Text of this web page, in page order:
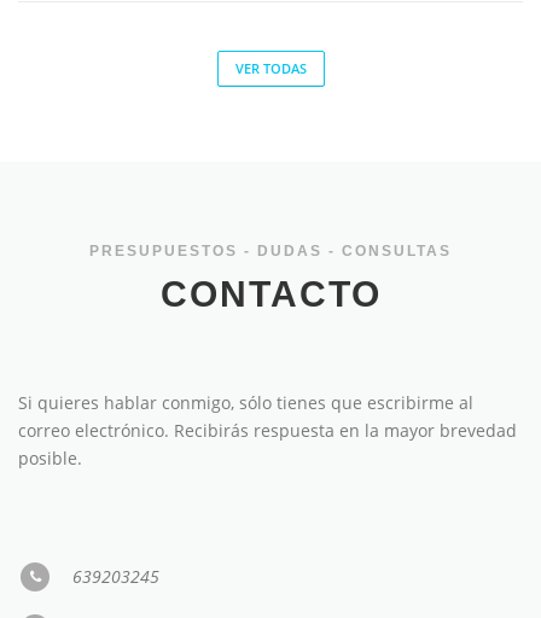
VER TODAS
PRESUPUESTOS - DUDAS - CONSULTAS
CONTACTO
Si quieres hablar conmigo, sólo tienes que escribirme al
correo electrónico. Recibirás respuesta en la mayor brevedad
posible.
639203245